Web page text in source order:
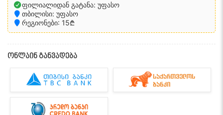
ფილიალიდან გატანა: უფასო
თბილისი: უფასო
რეგიონები: 15₾
ონლაინ განვადება